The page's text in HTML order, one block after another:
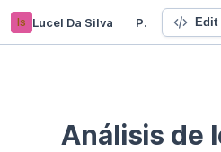
ls Lucel Da Silva Proyecto Datacademy Edit
Análisis de